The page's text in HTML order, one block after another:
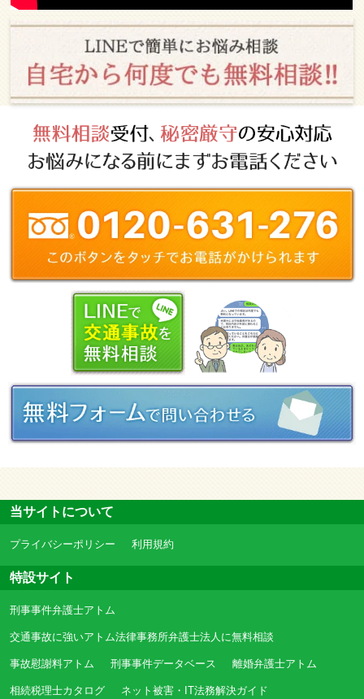
当サイトについて
プライバシーポリシー 利用規約
特設サイト
刑事事件弁護士アトム
交通事故に強いアトム法律事務所弁護士法人に無料相談
事故慰謝料アトム 刑事事件データベース 離婚弁護士アトム
相続税理士カタログ ネット被害・IT法務解決ガイド